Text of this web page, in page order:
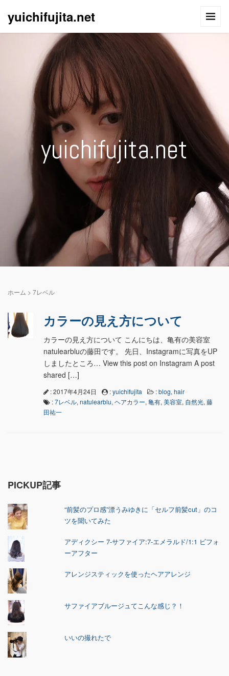
yuichifujita.net
yuichifujita.net
ホーム > 7レベル
カラーの見え方について
カラーの見え方について こんにちは、亀有の美容室
natulearbluの藤田です。 先日、Instagramに写真をUP
しましたところ… View this post on Instagram A post
shared […]
: 2017年4月24日 :yuichifujita :blog, hair
:7レベル, natulearblu, ヘアカラー, 亀有, 美容室, 自然光, 藤
田祐一
PICKUP記事
“前髪のプロ感”漂うみゆきに「セルフ前髪cut」のコ
ツを聞いてみた
アディクシー 7-サファイア:7-エメラルド/1:1 ビフォ
ーアフター
アレンジスティックを使ったヘアアレンジ
サファイアブルージュてこんな感じ？！
いいの撮れたで